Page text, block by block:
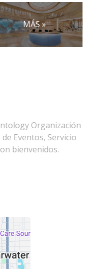
MÁS »
Organización
Eventos, Servicio
bienvenidos.